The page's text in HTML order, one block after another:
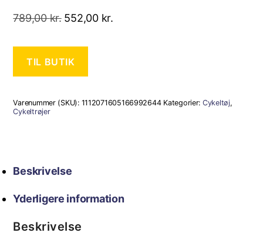
789,00kr. Den
pris
var:
552,00 kr.
TIL BUTIK
Varenummer (SKU): 1112071605166992644 Kategorier: Cykeltøj,
Cykeltrøjer
Beskrivelse
Yderligere information
Beskrivelse